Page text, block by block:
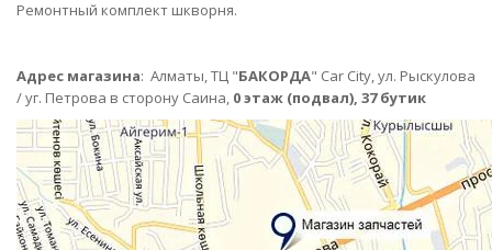
Ремонтный комплект шкворня.
Адрес магазина: Алматы,ТЦ "БАКОРДА" Car City, ул. Рыскулова
/ уг. Петрова в сторону Саина, 0 этаж (подвал), 37 бутик